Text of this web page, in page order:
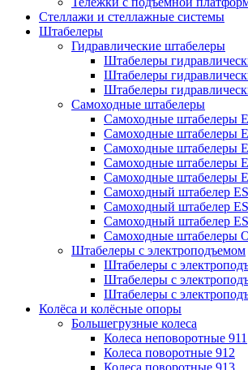
Стеллажи и стеллажные системы
Штабелеры
Гидравлические штабелеры
Штабелеры
Штабелеры
Штабелеры
Самоходные штабелеры
Самоходные штабелеры
Самоходные штабелеры
Самоходные штабелеры
Самоходные штабелеры
Самоходные штабелеры
Самоходный штабелер
Самоходный штабелер
Самоходный штабелер
Самоходные штабелеры
Штабелеры с электроподъемом
Штабелеры с
Штабелеры с
Штабелеры с
Колёса и колёсные опоры
Большегрузные колеса
Колеса неповоротные 911
Колеса поворотные 912
Колеса поворотные 913